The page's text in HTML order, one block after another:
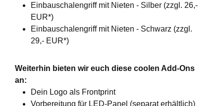
Einbauschalengriff mit Nieten - Silber (zzgl. 26,-
EUR*)
Einbauschalengriff mit Nieten - Schwarz (zzgl.
29,- EUR*)
Weiterhin bieten wir euch diese coolen Add-Ons
an:
Dein Logo als Frontprint
Vorbereitung für LED-Panel (separat erhältlich)